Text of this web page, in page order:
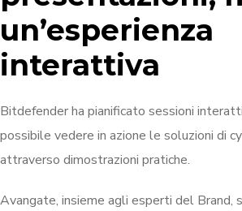
un’esperienza
interattiva
Bitdefender ha pianificato sessioni
possibile vedere in azione le soluzioni di
attraverso dimostrazioni pratiche.
Avangate, insieme agli esperti del Brand,